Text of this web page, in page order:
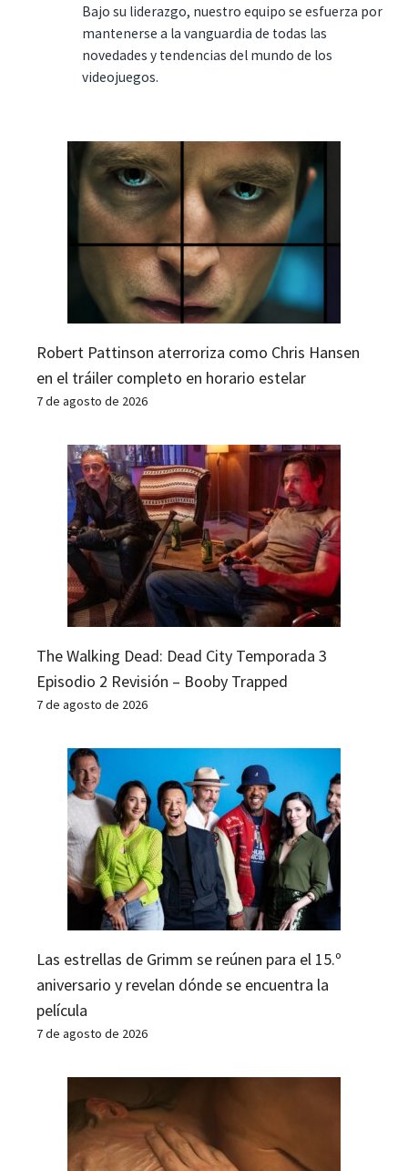
Bajo su liderazgo, nuestro equipo se esfuerza por
mantenerse a la vanguardia de todas las
novedades y tendencias del mundo de los
videojuegos.
Robert Pattinson aterroriza como Chris Hansen
en el tráiler completo en horario estelar
7 de agosto de 2026
The Walking Dead: Dead City Temporada 3
Episodio 2 Revisión – Booby Trapped
7 de agosto de 2026
Las estrellas de Grimm se reúnen para el 15.º
aniversario y revelan dónde se encuentra la
película
7 de agosto de 2026